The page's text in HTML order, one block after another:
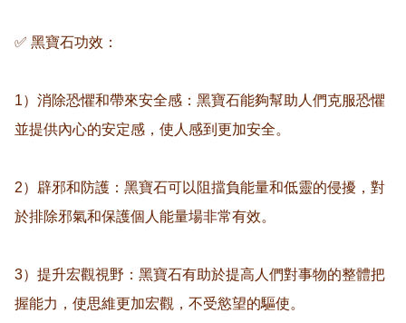
✅ 黑寶石功效：
1）消除恐懼和帶來安全感：黑寶石能夠幫助人們克服恐懼
並提供內心的安定感，使人感到更加安全。
2）辟邪和防護：黑寶石可以阻擋負能量和低靈的侵擾，對
於排除邪氣和保護個人能量場非常有效。
3）提升宏觀視野：黑寶石有助於提高人們對事物的整體把
握能力，使思維更加宏觀，不受慾望的驅使。